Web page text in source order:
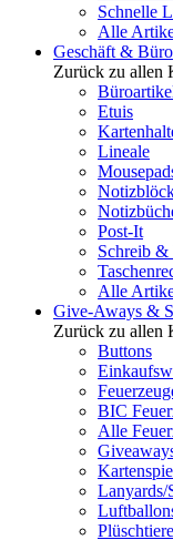
Schnelle
Alle
Geschäft & Büro
Zurück zu allen
Etuis
Lineale
Post-It
Schreib &
Alle
Give-Aways &
Zurück zu allen
Buttons
BIC
Alle
Lanyards/
Plüschtiere